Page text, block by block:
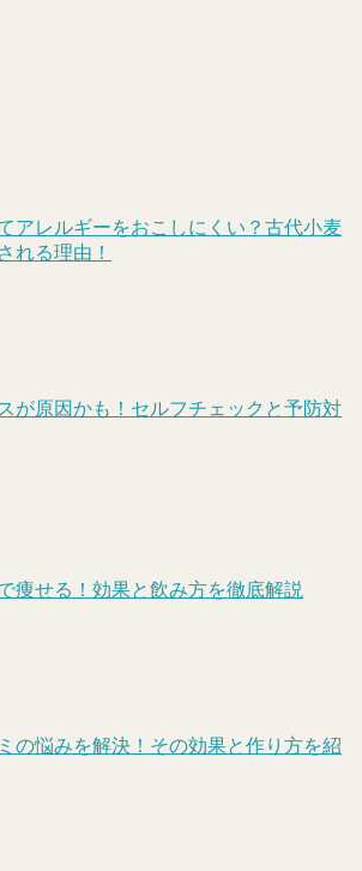
アレルギーをおこしにくい？古代小麦
れる理由！
が原因かも！セルフチェックと予防対
痩せる！効果と飲み方を徹底解説
の悩みを解決！その効果と作り方を紹